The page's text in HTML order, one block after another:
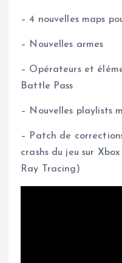
– 4 nouvelles maps
– Nouvelles armes
– Opérateurs et
Battle Pass
– Nouvelles playlists
– Patch de
crashs du jeu sur
Ray Tracing)